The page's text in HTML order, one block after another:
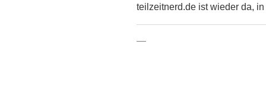
teilzeitnerd.de ist wieder da,
—